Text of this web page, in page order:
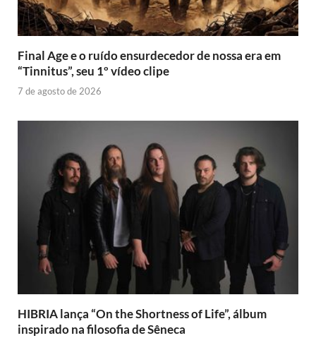
Final Age e o ruído ensurdecedor de nossa era em
“Tinnitus”, seu 1º vídeo clipe
7 de agosto de 2026
HIBRIA lança “On the Shortness of Life”, álbum
inspirado na filosofia de Sêneca